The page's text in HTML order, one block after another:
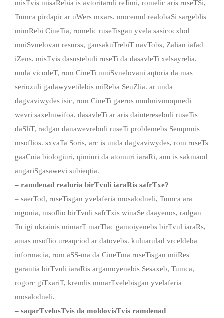
misTvis misaRebia is avtoritaruli reJimi, romelic aris ruseTSi,
Tumca pirdapir ar uWers mxars. mocemul realobaSi sargeblis
mimRebi CineTia, romelic ruseTisgan yvela sasicocxlod
mniSvnelovan resurss, gansakuTrebiT navTobs, Zalian iafad
iZens. misTvis dasustebuli ruseTi da dasavleTi xelsayrelia.
unda vicodeT, rom CineTi mniSvnelovani aqtoria da mas
seriozuli gadawyvetilebis miReba SeuZlia. ar unda
dagvaviwydes isic, rom CineTi gaeros mudmivmoqmedi
wevri saxelmwifoa. dasavleTi ar aris dainteresebuli ruseTis
daSliT, radgan danawevrebuli ruseTi problemebs Seuqmnis
msoflios. sxvaTa Soris, arc is unda dagvaviwydes, rom ruseTs
gaaCnia biologiuri, qimiuri da atomuri iaraRi, anu is sakmaod
angariSgasawevi subieqtia.
– ramdenad realuria birTvuli iaraRis safrTxe?
– saerTod, ruseTisgan yvelaferia mosalodneli, Tumca ara
mgonia, msoflio birTvuli safrTxis winaSe daayenos, radgan
Tu igi ukrainis mimarT marTlac gamoiyenebs birTvul iaraRs,
amas msoflio ureaqciod ar datovebs. kuluarulad vrceldeba
informacia, rom aSS-ma da CineTma ruseTisgan miiRes
garantia birTvuli iaraRis argamoyenebis Sesaxeb, Tumca,
rogorc giTxariT, kremlis mmarTvelebisgan yvelaferia
mosalodneli.
– saqarTvelosTvis da moldovisTvis ramdenad